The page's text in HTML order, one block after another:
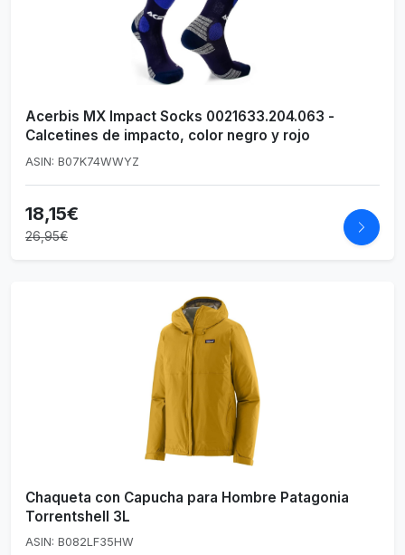
Acerbis MX Impact Socks 0021633.204.063 -
Calcetines de impacto, color negro y rojo
ASIN: B07K74WWYZ
18,15€
26,95€
Chaqueta con Capucha para Hombre Patagonia
Torrentshell 3L
ASIN: B082LF35HW